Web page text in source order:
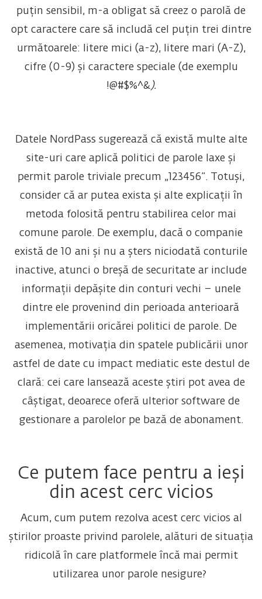
puțin sensibil, m-a obligat să creez o parolă de
opt caractere care să includă cel puțin trei dintre
următoarele: litere mici (a-z), litere mari (A-Z),
cifre (0-9) și caractere speciale (de exemplu
!@#$%^&).
Datele NordPass sugerează că există multe alte
site-uri care aplică politici de parole laxe și
permit parole triviale precum „123456”. Totuși,
consider că ar putea exista și alte explicații în
metoda folosită pentru stabilirea celor mai
comune parole. De exemplu, dacă o companie
există de 10 ani și nu a șters niciodată conturile
inactive, atunci o breșă de securitate ar include
informații depășite din conturi vechi – unele
dintre ele provenind din perioada anterioară
implementării oricărei politici de parole. De
asemenea, motivația din spatele publicării unor
astfel de date cu impact mediatic este destul de
clară: cei care lansează aceste știri pot avea de
câștigat, deoarece oferă ulterior software de
gestionare a parolelor pe bază de abonament.
Ce putem face pentru a ieși
din acest cerc vicios
Acum, cum putem rezolva acest cerc vicios al
știrilor proaste privind parolele, alături de situația
ridicolă în care platformele încă mai permit
utilizarea unor parole nesigure?